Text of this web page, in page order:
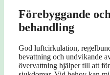
Förebyggande
behandling
God luftcirkulation,
bevattning och undvikande
övervattning hjälper till att